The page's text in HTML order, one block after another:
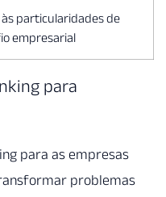
particularidades de
empresarial
para
para as empresas
problemas